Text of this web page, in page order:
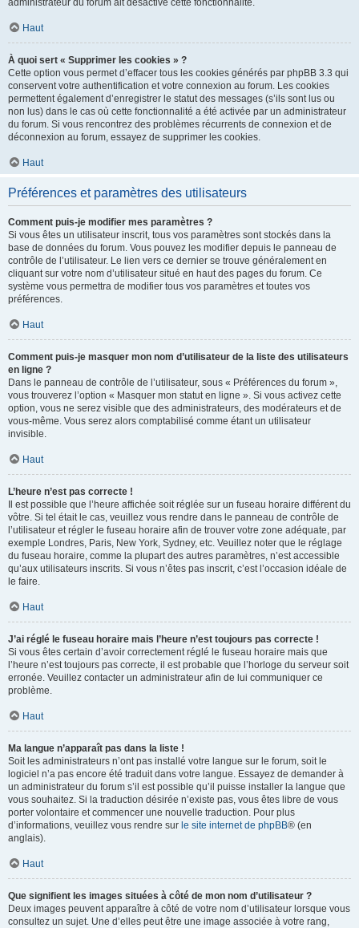
administrateur du forum ait désactivé cette fonctionnalité.
Haut
À quoi sert « Supprimer les cookies » ?
Cette option vous permet d’effacer tous les cookies générés par phpBB 3.3 qui
conservent votre authentification et votre connexion au forum. Les cookies
permettent également d’enregistrer le statut des messages (s’ils sont lus ou
non lus) dans le cas où cette fonctionnalité a été activée par un administrateur
du forum. Si vous rencontrez des problèmes récurrents de connexion et de
déconnexion au forum, essayez de supprimer les cookies.
Haut
Préférences et paramètres des utilisateurs
Comment puis-je modifier mes paramètres ?
Si vous êtes un utilisateur inscrit, tous vos paramètres sont stockés dans la
base de données du forum. Vous pouvez les modifier depuis le panneau de
contrôle de l’utilisateur. Le lien vers ce dernier se trouve généralement en
cliquant sur votre nom d’utilisateur situé en haut des pages du forum. Ce
système vous permettra de modifier tous vos paramètres et toutes vos
préférences.
Haut
Comment puis-je masquer mon nom d’utilisateur de la liste des utilisateurs
en ligne ?
Dans le panneau de contrôle de l’utilisateur, sous « Préférences du forum »,
vous trouverez l’option « Masquer mon statut en ligne ». Si vous activez cette
option, vous ne serez visible que des administrateurs, des modérateurs et de
vous-même. Vous serez alors comptabilisé comme étant un utilisateur
invisible.
Haut
L’heure n’est pas correcte !
Il est possible que l’heure affichée soit réglée sur un fuseau horaire différent du
vôtre. Si tel était le cas, veuillez vous rendre dans le panneau de contrôle de
l’utilisateur et régler le fuseau horaire afin de trouver votre zone adéquate, par
exemple Londres, Paris, New York, Sydney, etc. Veuillez noter que le réglage
du fuseau horaire, comme la plupart des autres paramètres, n’est accessible
qu’aux utilisateurs inscrits. Si vous n’êtes pas inscrit, c’est l’occasion idéale de
le faire.
Haut
J’ai réglé le fuseau horaire mais l’heure n’est toujours pas correcte !
Si vous êtes certain d’avoir correctement réglé le fuseau horaire mais que
l’heure n’est toujours pas correcte, il est probable que l’horloge du serveur soit
erronée. Veuillez contacter un administrateur afin de lui communiquer ce
problème.
Haut
Ma langue n’apparaît pas dans la liste !
Soit les administrateurs n’ont pas installé votre langue sur le forum, soit le
logiciel n’a pas encore été traduit dans votre langue. Essayez de demander à
un administrateur du forum s’il est possible qu’il puisse installer la langue que
vous souhaitez. Si la traduction désirée n’existe pas, vous êtes libre de vous
porter volontaire et commencer une nouvelle traduction. Pour plus
d’informations, veuillez vous rendre sur le site internet de phpBB® (en
anglais).
Haut
Que signifient les images situées à côté de mon nom d’utilisateur ?
Deux images peuvent apparaître à côté de votre nom d’utilisateur lorsque vous
consultez un sujet. Une d’elles peut être une image associée à votre rang,